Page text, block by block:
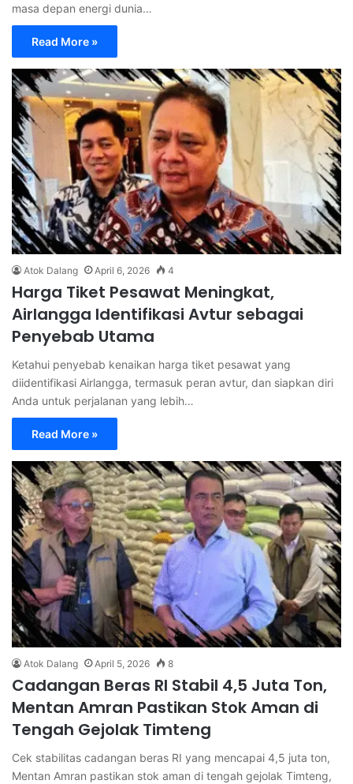
masa depan energi dunia…
Read More »
Atok Dalang April 6, 2026 4
Harga Tiket Pesawat Meningkat,
Airlangga Identifikasi Avtur sebagai
Penyebab Utama
Ketahui penyebab kenaikan harga tiket pesawat yang
diidentifikasi Airlangga, termasuk peran avtur, dan siapkan diri
Anda untuk perjalanan yang lebih…
Read More »
Atok Dalang April 5, 2026 8
Cadangan Beras RI Stabil 4,5 Juta Ton,
Mentan Amran Pastikan Stok Aman di
Tengah Gejolak Timteng
Cek stabilitas cadangan beras RI yang mencapai 4,5 juta ton,
Mentan Amran pastikan stok aman di tengah gejolak Timteng,